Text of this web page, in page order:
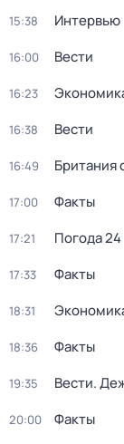
15:38 Интервью
16:00 Вести
16:23
16:38 Вести
16:49 Британия
17:00 Факты
17:21 Погода 24
17:33 Факты
18:31
18:36 Факты
19:35 Вести.
20:00 Факты